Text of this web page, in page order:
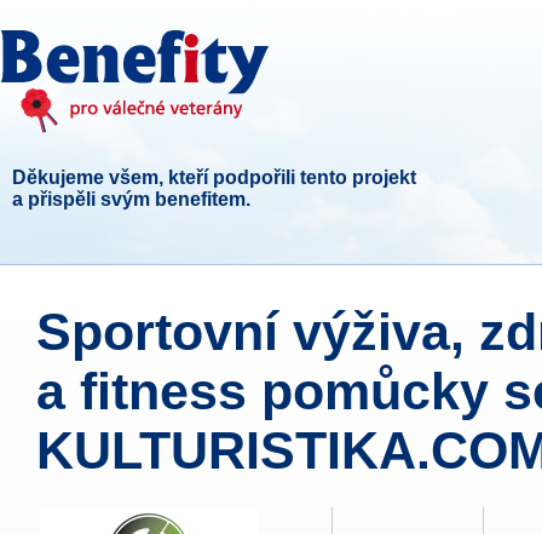
Děkujeme všem, kteří podpořili tento projekt
a přispěli svým benefitem.
Sportovní výživa,
a fitness pomůcky